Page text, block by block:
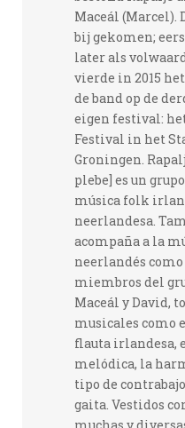
Maceál (Marcel).
bij gekomen;
later als
vierde in 2015
de band op de
eigen festival:
Festival in het
Groningen.
plebe] es un
música folk
neerlandesa.
acompaña a la
neerlandés
miembros del
Maceál y David,
musicales como
flauta irlandesa,
melódica, la
tipo de
gaita. Vestidos